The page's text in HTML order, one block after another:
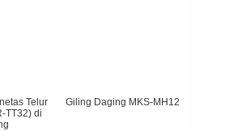
Telur
TT32) di
Giling Daging MKS-MH12